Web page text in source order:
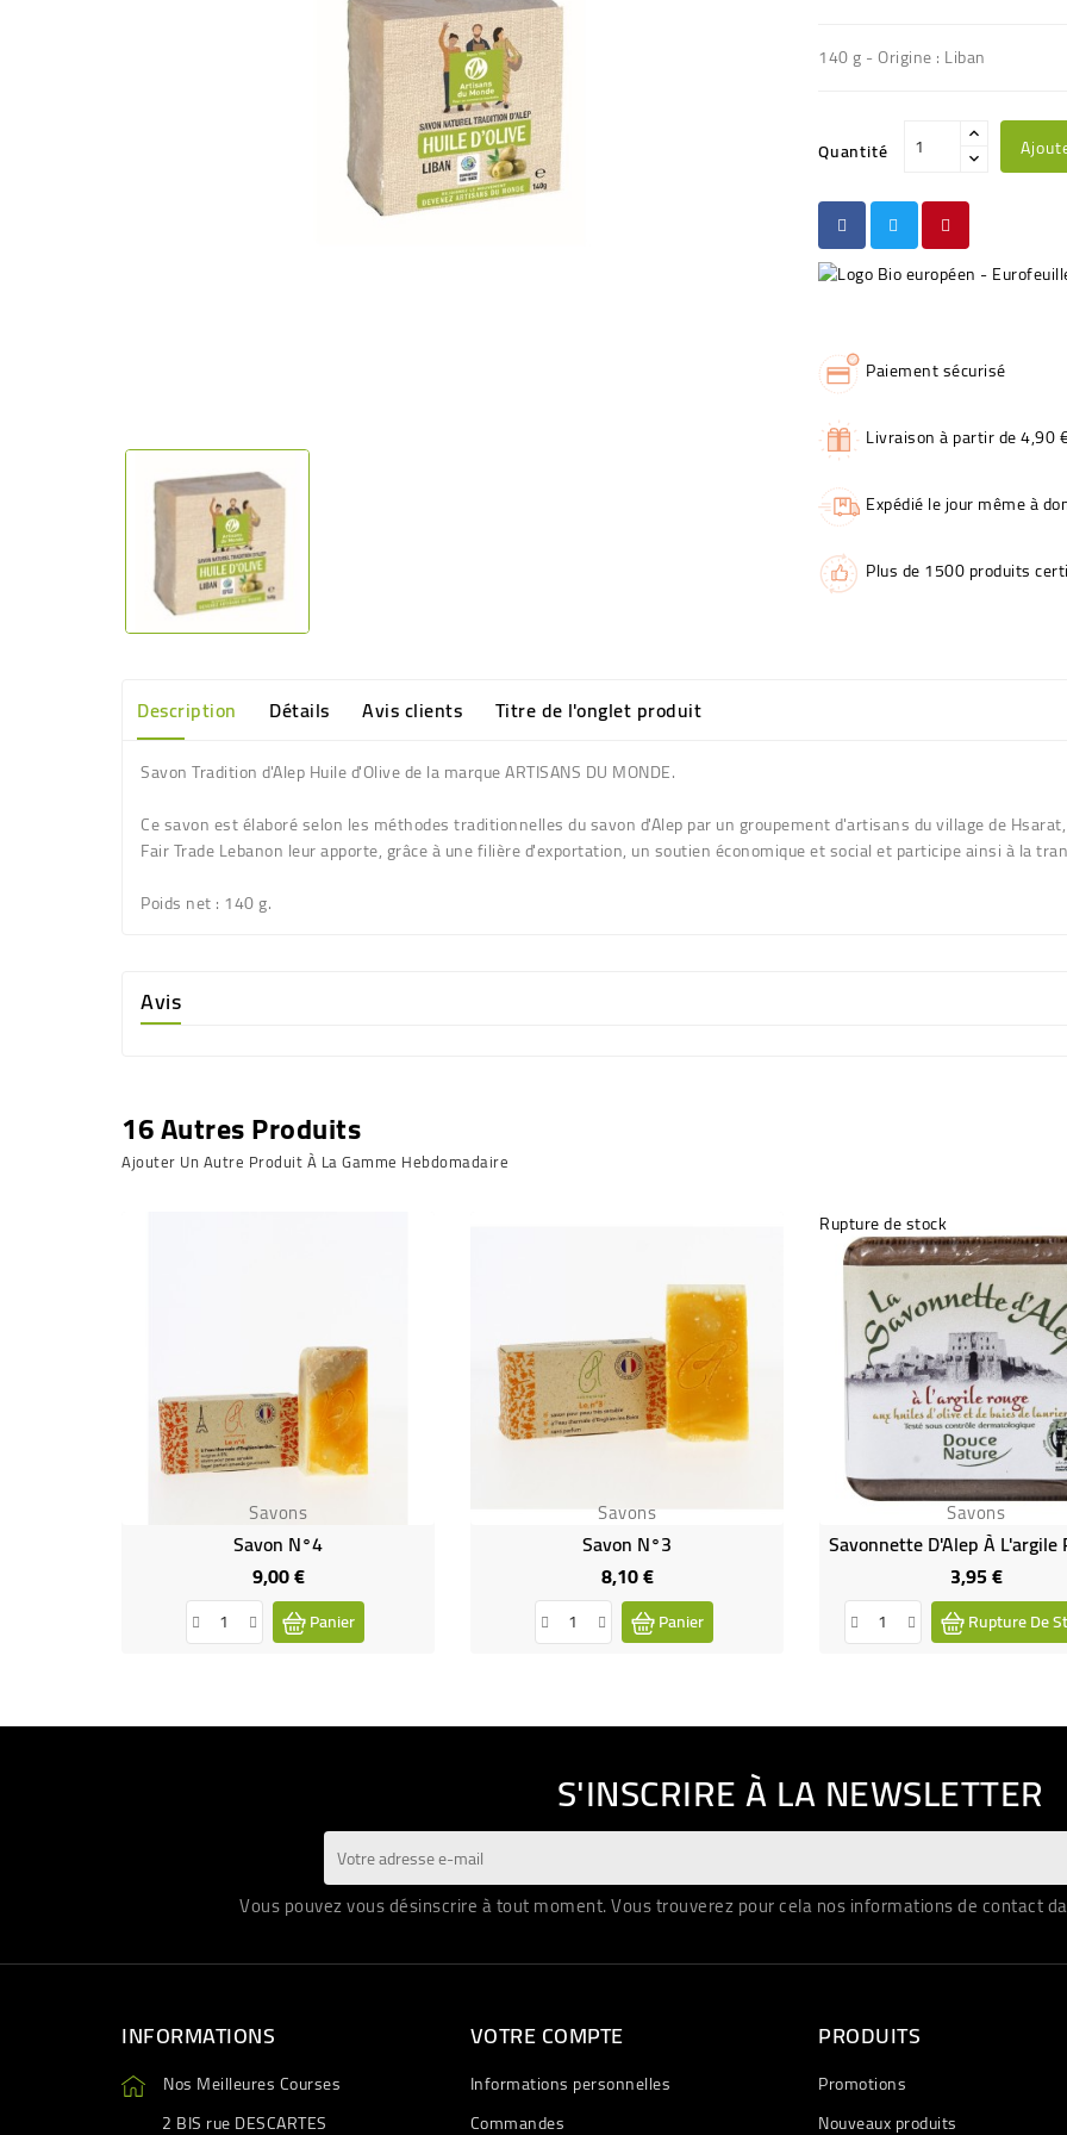
140 g - Origine : Liban
Quantité
Paiement sécurisé
Livraison à partir de 4,90
Expédié le jour même à
Plus de 1500 produits
Description Détails Avis clients Titre de l'onglet produit
Savon Tradition d'Alep Huile d'Olive de la marque ARTISANS DU MONDE.
Ce savon est élaboré selon les méthodes traditionnelles du savon d'Alep par un groupement d'artisans du village de
Fair Trade Lebanon leur apporte, grâce à une filière d'exportation, un soutien économique et social et participe ainsi à la
Poids net : 140 g.
Avis
16 Autres Produits
Ajouter Un Autre Produit À La Gamme Hebdomadaire
Savons
Savon N°4
9,00 €Prix
Panier
Savons
Savon N°3
8,10 €Prix
Panier
Rupture de stock
Savons
3,95 €Prix
Rupture De
S'INSCRIRE À LA NEWSLETTER
Vous pouvez vous désinscrire à tout moment. Vous trouverez pour cela nos informations de contact
INFORMATIONS
Nos Meilleures Courses
2 BIS rue DESCARTES
VOTRE COMPTE
Informations personnelles
Commandes
PRODUITS
Promotions
Nouveaux produits